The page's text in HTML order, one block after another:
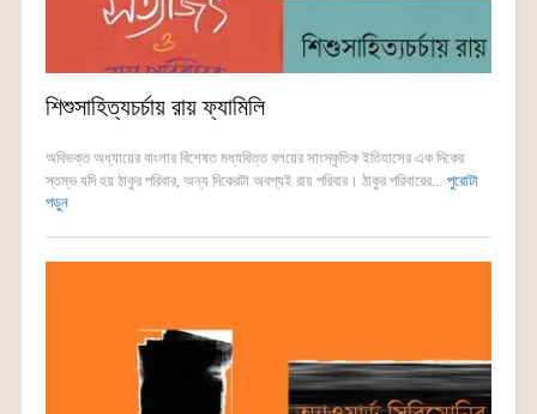
শিশুসাহিত্যচর্চায় রায় ফ্যামিলি
অবিভক্ত অধ্যায়ের বাংলার বিশেষত মধ্যবিত্ত বলয়ের সাংস্কৃতিক ইতিহাসের এক দিকের
স্তম্ভ যদি হয় ঠাকুর পরিবার, অন্য দিকেরটা অবশ্যই রায় পরিবার। ঠাকুর পরিবারের... পুরোটা
পড়ুন